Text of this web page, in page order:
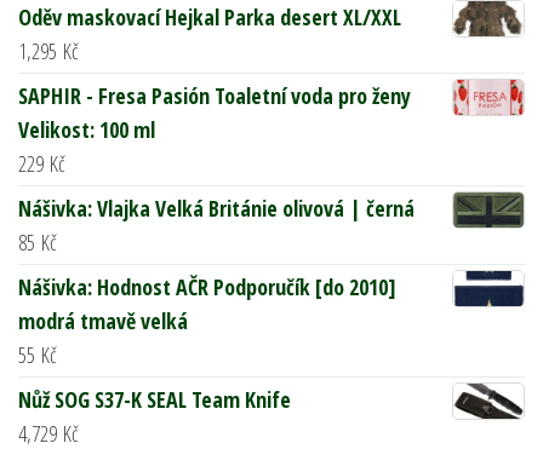
Oděv maskovací Hejkal Parka desert XL/XXL
1,295 Kč
SAPHIR - Fresa Pasión Toaletní voda pro ženy
Velikost: 100 ml
229 Kč
Nášivka: Vlajka Velká Británie olivová | černá
85 Kč
Nášivka: Hodnost AČR Podporučík [do 2010]
modrá tmavě velká
55 Kč
Nůž SOG S37-K SEAL Team Knife
4,729 Kč